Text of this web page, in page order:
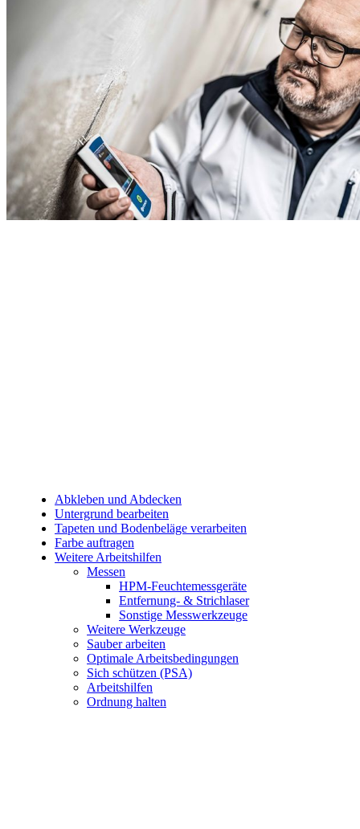
Abkleben und Abdecken
Untergrund bearbeiten
Tapeten und Bodenbeläge verarbeiten
Farbe auftragen
Weitere Arbeitshilfen
Messen
HPM-Feuchtemessgeräte
Entfernung- & Strichlaser
Sonstige Messwerkzeuge
Weitere Werkzeuge
Sauber arbeiten
Optimale Arbeitsbedingungen
Sich schützen (PSA)
Arbeitshilfen
Ordnung halten